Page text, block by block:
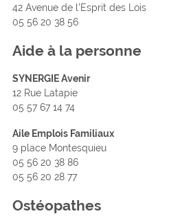
42 Avenue de l’Esprit des Lois
05 56 20 38 56
Aide à la personne
SYNERGIE Avenir
12 Rue Latapie
05 57 67 14 74
Aile Emplois Familiaux
9 place Montesquieu
05 56 20 38 86
05 56 20 28 77
Ostéopathes